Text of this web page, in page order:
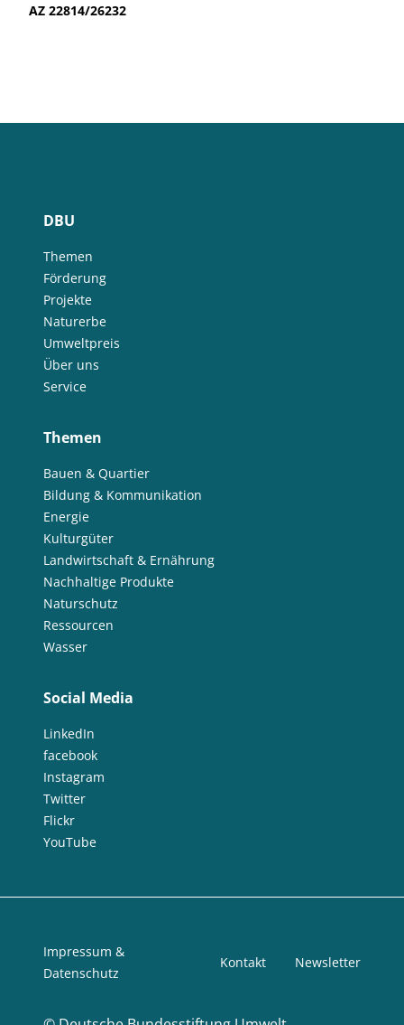
AZ 22814/26232
DBU
Themen
Förderung
Projekte
Naturerbe
Umweltpreis
Über uns
Service
Themen
Bauen & Quartier
Bildung & Kommunikation
Energie
Kulturgüter
Landwirtschaft & Ernährung
Nachhaltige Produkte
Naturschutz
Ressourcen
Wasser
Social Media
LinkedIn
facebook
Instagram
Twitter
Flickr
YouTube
Impressum &
Datenschutz
Kontakt Newsletter